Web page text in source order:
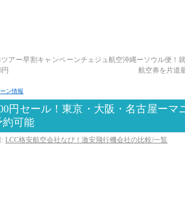
アー早割キャンペーンチェジュ航空沖縄ーソウル便！
航空券を片道
ン情報
円セール！東京・大阪・名古屋ーマ
約可能
LCC格安航空会社なび！激安飛行機会社の比較/一覧